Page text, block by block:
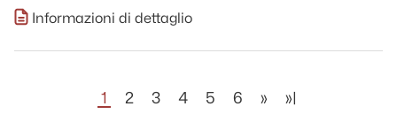
Informazioni di dettaglio
1 2 3 4 5 6 » »|